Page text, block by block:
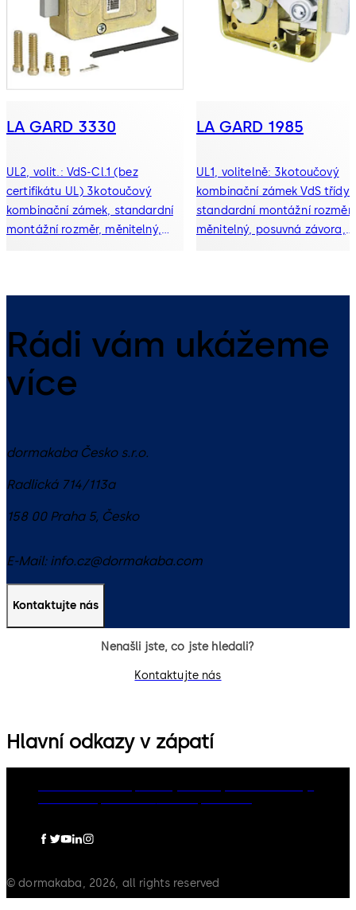
LA GARD 3330
UL2, volit.: VdS-Cl.1 (bez
certifikátu UL) 3kotoučový
kombinační zámek, standardní
montážní rozměr, měnitelný,
LA GARD 1985
UL1, volitelně: 3kotoučový
kombinační zámek VdS třídy
standardní montážní rozměr,
měnitelný, posuvná závora,
Rádi vám ukážeme
více
dormakaba Česko s.r.o.
Radlická 714/113a
158 00 Praha 5, Česko
E-Mail: info.cz@dormakaba.com
Kontaktujte nás
Nenašli jste, co jste hledali?
Kontaktujte nás
Hlavní odkazy v zápatí
© dormakaba, 2026, all rights reserved